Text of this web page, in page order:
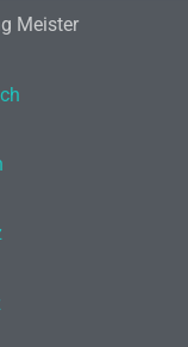
Meister